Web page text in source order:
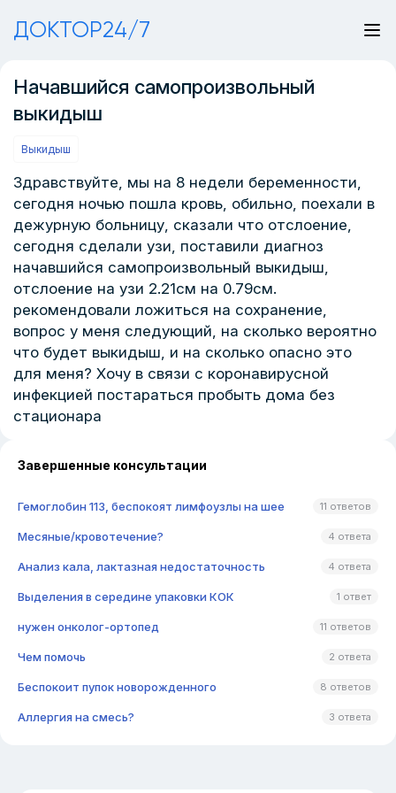
ДОКТОР24/7
Начавшийся самопроизвольный
выкидыш
Выкидыш
Здравствуйте, мы на 8 недели беременности,
сегодня ночью пошла кровь, обильно, поехали в
дежурную больницу, сказали что отслоение,
сегодня сделали узи, поставили диагноз
начавшийся самопроизвольный выкидыш,
отслоение на узи 2.21см на 0.79см.
рекомендовали ложиться на сохранение,
вопрос у меня следующий, на сколько вероятно
что будет выкидыш, и на сколько опасно это
для меня? Хочу в связи с коронавирусной
инфекцией постараться пробыть дома без
стационара
Завершенные консультации
Гемоглобин 113, беспокоят лимфоузлы на шее 11 ответов
Месяные/кровотечение? 4 ответа
Анализ кала, лактазная недостаточность 4 ответа
Выделения в середине упаковки КОК 1 ответ
нужен онколог-ортопед 11 ответов
Чем помочь 2 ответа
Беспокоит пупок новорожденного 8 ответов
Аллергия на смесь? 3 ответа